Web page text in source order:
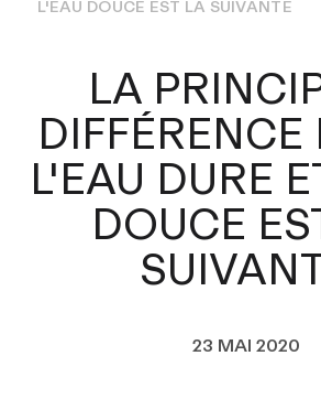
L'EAU DOUCE EST LA SUIVANTE
LA
DIFFÉRENCE
L'EAU DURE
DOUCE
23 MAI 2020